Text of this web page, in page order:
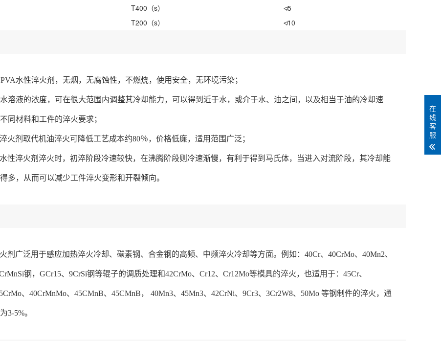
T400（s）
≮5
T200（s）
≮10
水性淬火剂，无烟，无腐蚀性，不燃烧，使用安全，无环境污染；
溶液的浓度，可在很大范围内调整其冷却能力，可以得到近于水，或介于水、油之间，以及相当于油的冷却速
同材料和工件的淬火要求；
火剂取代机油淬火可降低工艺成本约80％，价格低廉，适用范围广泛；
性淬火剂淬火时，初淬阶段冷速较快，在沸腾阶段则冷速渐慢，有利于得到马氏体，当进入对流阶段，其冷却能
多，从而可以减少工件淬火变形和开裂倾向。
剂广泛用于感应加热淬火冷却、碳素钢、合金钢的高频、中频淬火冷却等方面。例如：40Cr、40CrMo、40Mn2、
钢，GCr15、9CrSi钢等辊子的调质处理和42CrMo、Cr12、Cr12Mo等模具的淬火，也适用于：45Cr、
、40CrMnMo、45CMnB、45CMnB， 40Mn3、45Mn3、42CrNi、9Cr3、3Cr2W8、50Mo 等钢制件的淬火，通
3-5%。
在
线
客
服